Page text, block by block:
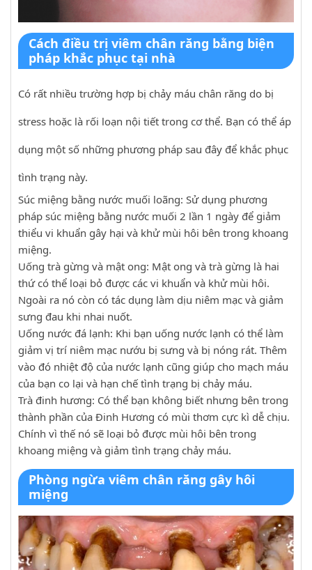
Cách điều trị viêm chân răng bằng biện
pháp khắc phục tại nhà
Có rất nhiều trường hợp bị chảy máu chân răng do bị
stress hoặc là rối loạn nội tiết trong cơ thể. Bạn có thể áp
dụng một số những phương pháp sau đây để khắc phục
tình trạng này.
Súc miệng bằng nước muối loãng: Sử dụng phương
pháp súc miệng bằng nước muối 2 lần 1 ngày để giảm
thiểu vi khuẩn gây hại và khử mùi hôi bên trong khoang
miệng.
Uống trà gừng và mật ong: Mật ong và trà gừng là hai
thứ có thể loại bỏ được các vi khuẩn và khử mùi hôi.
Ngoài ra nó còn có tác dụng làm dịu niêm mạc và giảm
sưng đau khi nhai nuốt.
Uống nước đá lạnh: Khi bạn uống nước lạnh có thể làm
giảm vị trí niêm mạc nướu bị sưng và bị nóng rát. Thêm
vào đó nhiệt độ của nước lạnh cũng giúp cho mạch máu
của bạn co lại và hạn chế tình trạng bị chảy máu.
Trà đinh hương: Có thể bạn không biết nhưng bên trong
thành phần của Đinh Hương có mùi thơm cực kì dễ chịu.
Chính vì thế nó sẽ loại bỏ được mùi hôi bên trong
khoang miệng và giảm tình trạng chảy máu.
Phòng ngừa viêm chân răng gây hôi
miệng